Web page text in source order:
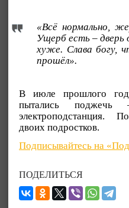
«Всё нормально,
Ущерб есть – дверь
хуже. Слава богу,
прошёл».
В июле прошлого
пытались поджечь
электроподстанция.
двоих подростков.
Подписывайтесь на
ПОДЕЛИТЬСЯ